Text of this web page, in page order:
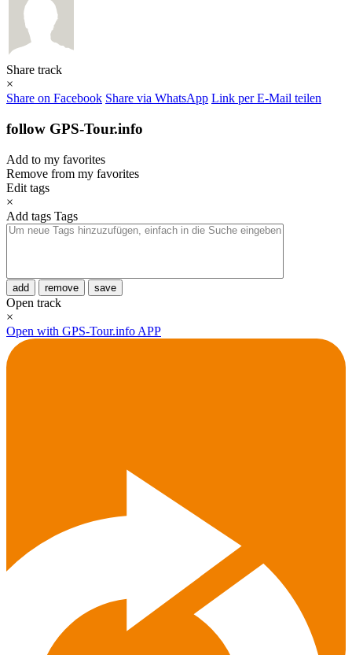
Share track
×
Share on Facebook Share via WhatsApp Link per E-Mail teilen
follow GPS-Tour.info
Add to my favorites
Remove from my favorites
Edit tags
×
Add tags Tags
add remove save
Open track
×
Open with GPS-Tour.info APP